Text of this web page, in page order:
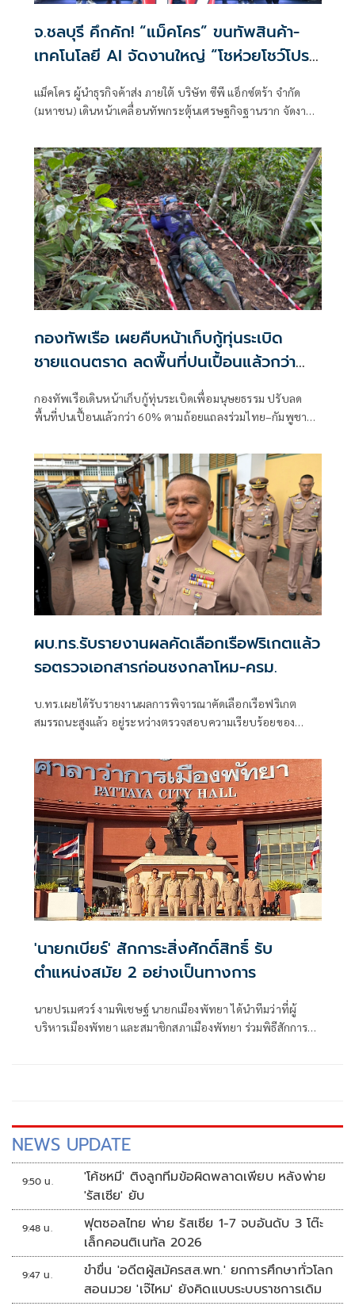
จ.ชลบุรี คึกคัก! “แม็คโคร” ขนทัพสินค้า-
เทคโนโลยี AI จัดงานใหญ่ “โชห่วยโชว์โปร
ออนทัวร์” หนุนผู้ประกอบการท้องถิ่นสร้าง
กำไรยั่งยืน
แม็คโคร ผู้นำธุรกิจค้าส่ง ภายใต้ บริษัท ซีพี แอ็กซ์ตร้า จำกัด
(มหาชน) เดินหน้าเคลื่อนทัพกระตุ้นเศรษฐกิจฐานราก จัดงาน
กองทัพเรือ เผยคืบหน้าเก็บกู้ทุ่นระเบิด
ชายแดนตราด ลดพื้นที่ปนเปื้อนแล้วกว่า
กองทัพเรือเดินหน้าเก็บกู้ทุ่นระเบิดเพื่อมนุษยธรรม ปรับลด
พื้นที่ปนเปื้อนแล้วกว่า 60% ตามถ้อยแถลงร่วมไทย–กัมพูชา
ผบ.ทร.รับรายงานผลคัดเลือกเรือฟริเกตแล้ว
รอตรวจเอกสารก่อนชงกลาโหม-ครม.
บ.ทร.เผยได้รับรายงานผลการพิจารณาคัดเลือกเรือฟริเกต
สมรรถนะสูงแล้ว อยู่ระหว่างตรวจสอบความเรียบร้อยของ
'นายกเบียร์' สักการะสิ่งศักดิ์สิทธิ์ รับ
ตำแหน่งสมัย 2 อย่างเป็นทางการ
นายปรเมศวร์ งามพิเชษฐ์ นายกเมืองพัทยา ได้นำทีมว่าที่ผู้
บริหารเมืองพัทยา และสมาชิกสภาเมืองพัทยา ร่วมพิธีสักการะ
NEWS UPDATE
9:50 น.
'โค้ชหมี' ติงลูกทีมข้อผิดพลาดเพียบ หลังพ่าย
'รัสเซีย' ยับ
9:48 น.
ฟุตซอลไทย พ่าย รัสเซีย 1-7 จบอันดับ 3 โต๊ะ
เล็กคอนติเนทัล 2026
9:47 น.
ขำขื่น 'อดีตผู้สมัครสส.พท.' ยกการศึกษาทั่วโลก
สอนมวย 'เจ๊ไหม' ยังคิดแบบระบบราชการเดิม